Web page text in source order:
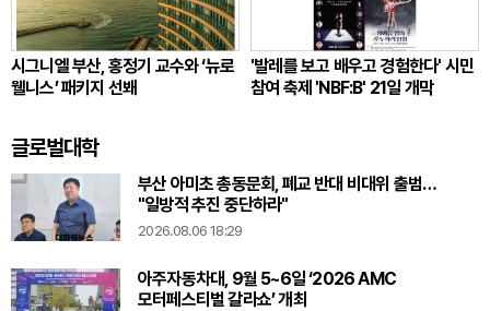
시그니엘 부산, 홍정기 교수와 ‘뉴로
웰니스’ 패키지 선봬
'발레를 보고 배우고 경험한다' 시민
참여 축제 'NBF:B' 21일 개막
글로벌대학
부산 아미초 총동문회, 폐교 반대 비대위 출범…
"일방적 추진 중단하라"
2026.08.06 18:29
아주자동차대, 9월 5~6일 ‘2026 AMC
모터페스티벌 갈라쇼’ 개최